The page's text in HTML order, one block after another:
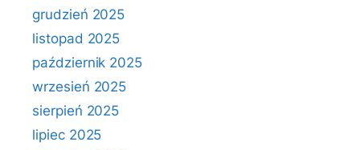
grudzień 2025
listopad 2025
październik 2025
wrzesień 2025
sierpień 2025
lipiec 2025